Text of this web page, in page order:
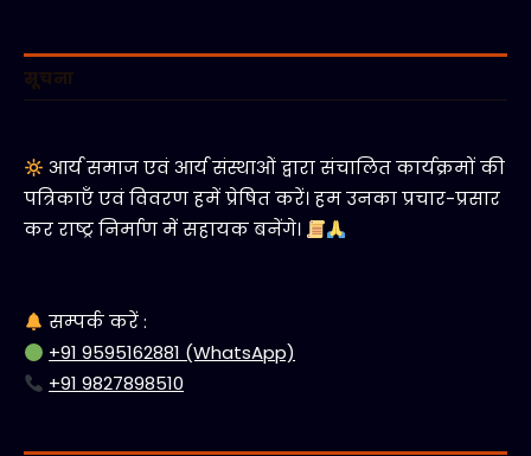
सूचना
आर्य समाज एवं आर्य संस्थाओं द्वारा संचालित कार्यक्रमों की
पत्रिकाएँ एवं विवरण हमें प्रेषित करें। हम उनका प्रचार-प्रसार
कर राष्ट्र निर्माण में सहायक बनेंगे।
सम्पर्क करें :
+91 9595162881 (WhatsApp)
+91 9827898510